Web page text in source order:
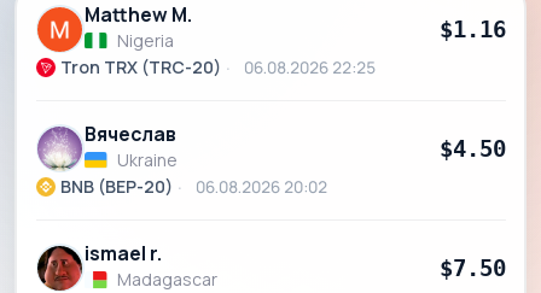
Matthew M.
Nigeria $1.16
Tron TRX (TRC-20) 06.08.2026 22:25
Вячеслав
Ukraine $4.50
BNB (BEP-20) 06.08.2026 20:02
ismael r.
Madagascar $7.50